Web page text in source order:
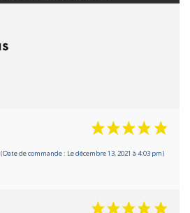
(Date de commande : Le décembre 13, 2021 à 4:03 pm)